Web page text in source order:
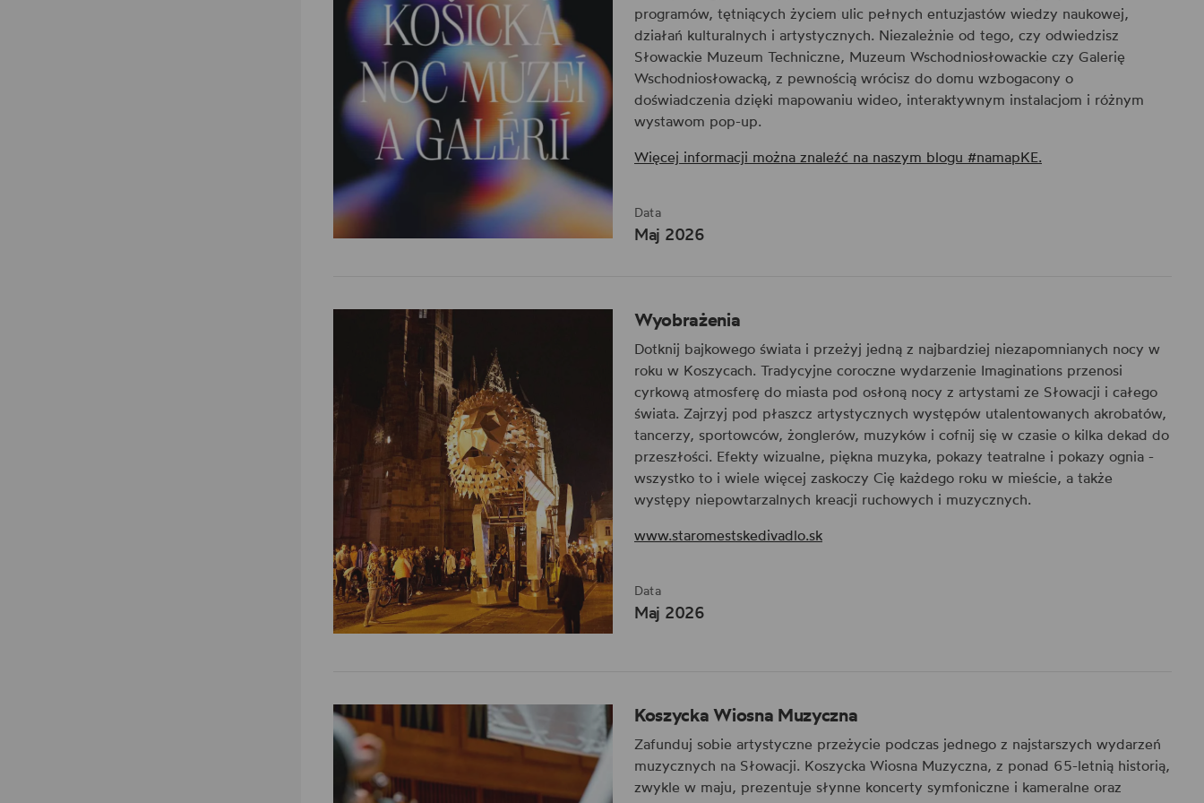
programów, tętniących życiem ulic pełnych entuzjastów wiedzy naukowej,
działań kulturalnych i artystycznych. Niezależnie od tego, czy odwiedzisz
Słowackie Muzeum Techniczne, Muzeum Wschodniosłowackie czy Galerię
Wschodniosłowacką, z pewnością wrócisz do domu wzbogacony o
doświadczenia dzięki mapowaniu wideo, interaktywnym instalacjom i różnym
wystawom pop-up.
Więcej informacji można znaleźć na naszym blogu #namapKE.
Data
Maj 2026
Wyobrażenia
Dotknij bajkowego świata i przeżyj jedną z najbardziej niezapomnianych nocy w
roku w Koszycach. Tradycyjne coroczne wydarzenie Imaginations przenosi
cyrkową atmosferę do miasta pod osłoną nocy z artystami ze Słowacji i całego
świata. Zajrzyj pod płaszcz artystycznych występów utalentowanych akrobatów,
tancerzy, sportowców, żonglerów, muzyków i cofnij się w czasie o kilka dekad do
przeszłości. Efekty wizualne, piękna muzyka, pokazy teatralne i pokazy ognia -
wszystko to i wiele więcej zaskoczy Cię każdego roku w mieście, a także
występy niepowtarzalnych kreacji ruchowych i muzycznych.
www.staromestskedivadlo.sk
Data
Maj 2026
Koszycka Wiosna Muzyczna
Zafunduj sobie artystyczne przeżycie podczas jednego z najstarszych wydarzeń
muzycznych na Słowacji. Koszycka Wiosna Muzyczna, z ponad 65-letnią historią,
zwykle w maju, prezentuje słynne koncerty symfoniczne i kameralne oraz